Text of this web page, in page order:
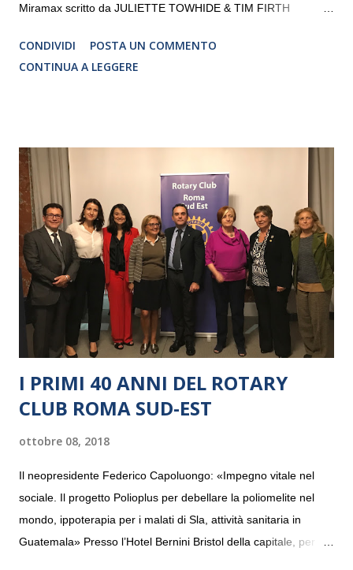
Miramax scritto da JULIETTE TOWHIDE & TIM FIRTH
CRISTINA PEZZOLI
CONDIVIDI
POSTA UN COMMENTO
CONTINUA A LEGGERE
I PRIMI 40 ANNI DEL ROTARY
CLUB ROMA SUD-EST
ottobre 08, 2018
Il neopresidente Federico Capoluongo: «Impegno vitale nel
sociale. Il progetto Polioplus per debellare la poliomelite nel
mondo, ippoterapia per i malati di Sla, attività sanitaria in
Guatemala» Presso l’Hotel Bernini Bristol della capitale, per la